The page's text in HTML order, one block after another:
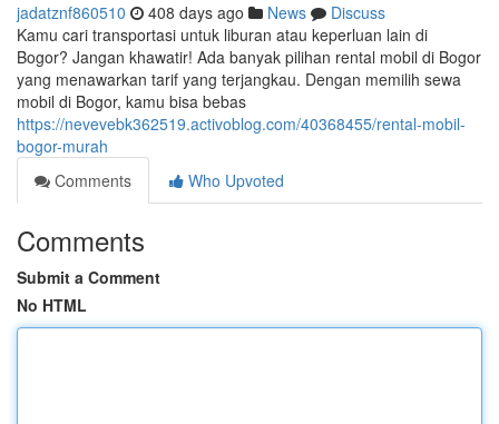
jadatznf860510 408 days ago News
Discuss
Kamu cari transportasi untuk liburan atau keperluan lain di
Bogor? Jangan khawatir! Ada banyak pilihan rental mobil di Bogor
yang menawarkan tarif yang terjangkau. Dengan memilih sewa
mobil di Bogor, kamu bisa bebas
https://nevevebk362519.activoblog.com/40368455/rental-mobil-
bogor-murah
Comments
Who Upvoted
Comments
Submit a Comment
No HTML